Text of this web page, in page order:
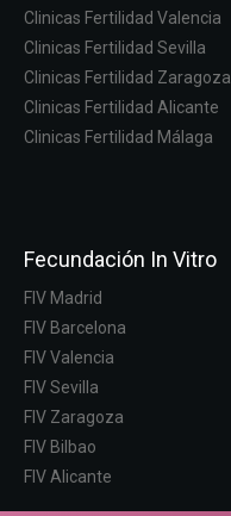
Clinicas Fertilidad Valencia
Clinicas Fertilidad Sevilla
Clinicas Fertilidad Zaragoza
Clinicas Fertilidad Alicante
Clinicas Fertilidad Málaga
Fecundación In Vitro
FIV Madrid
FIV Barcelona
FIV Valencia
FIV Sevilla
FIV Zaragoza
FIV Bilbao
FIV Alicante